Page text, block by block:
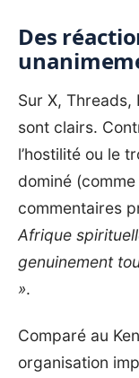
Des
Sur X, Threads,
sont clairs.
l’hostilité ou le
dominé
commentaires
Afrique
genuinement
».
Comparé au
organisation